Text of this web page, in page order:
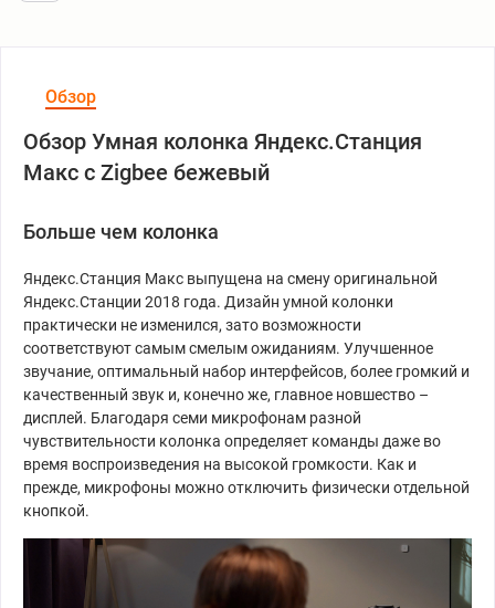
Обзор
Обзор Умная колонка Яндекс.Станция
Макс с Zigbee бежевый
Больше чем колонка
Яндекс.Станция Макс выпущена на смену оригинальной
Яндекс.Станции 2018 года. Дизайн умной колонки
практически не изменился, зато возможности
соответствуют самым смелым ожиданиям. Улучшенное
звучание, оптимальный набор интерфейсов, более громкий и
качественный звук и, конечно же, главное новшество –
дисплей. Благодаря семи микрофонам разной
чувствительности колонка определяет команды даже во
время воспроизведения на высокой громкости. Как и
прежде, микрофоны можно отключить физически отдельной
кнопкой.